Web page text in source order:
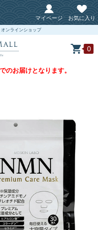
マイページ お気に入り
ンラインショップ
0
お届けとなります。